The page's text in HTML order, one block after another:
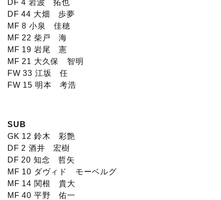
DF 4 岩波 拓也
DF 44 大畑 歩夢
MF 8 小泉 佳穂
MF 22 柴戸 海
MF 19 岩尾 憲
MF 21 大久保 智明
FW 33 江坂 任
FW 15 明本 考浩
SUB
GK 12 鈴木 彩艶
DF 2 酒井 宏樹
DF 20 知念 哲矢
MF 10 ダヴィド モーベルグ
MF 14 関根 貴大
MF 40 平野 佑一